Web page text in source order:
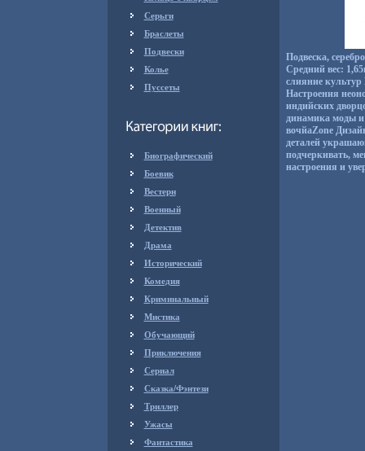
Серьги
Браслеты
Подвески
Колье
Пуссеты
Биографический
Боевик
Вестерн
Военный
Детектив
Драма
Исторический
Комедия
Криминальный
Мистика
Обучающий
Приключения
Сериал
Сказка/Фэнтези
Триллер
Ужасы
Фантастика
Подвеска,
Средний вес:
слияние культур
Настроения
индийских
динамика моды и
вочйаZone
деталей
подчеркивать,
настроения и